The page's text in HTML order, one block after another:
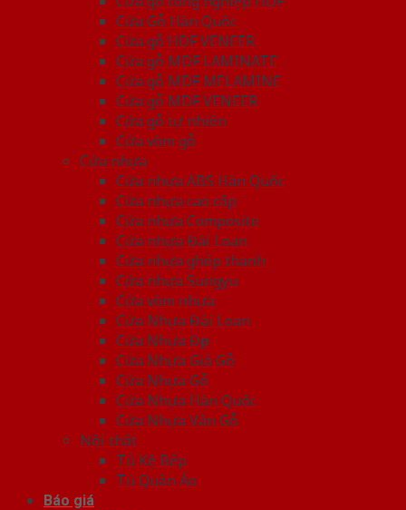
Cửa Gỗ Hàn Quốc
Cửa gỗ HDF VENEER
Cửa gỗ MDF LAMINATE
Cửa gỗ MDF MELAMINE
Cửa gỗ MDF VENEER
Cửa gỗ tự nhiên
Cửa vòm gỗ
Cửa nhựa
Cửa nhựa ABS Hàn Quốc
Cửa nhựa cao cấp
Cửa nhựa Composite
Cửa nhựa Đài Loan
Cửa nhựa ghép thanh
Cửa nhựa Sungyu
Cửa vòm nhựa
Cửa Nhựa Đài Loan
Cửa Nhựa Đẹp
Cửa Nhựa Giả Gỗ
Cửa Nhựa Gỗ
Cửa Nhựa Hàn Quốc
Cửa Nhựa Vân Gỗ
Nội thất
Tủ Kệ Bếp
Tủ Quần Áo
Báo giá